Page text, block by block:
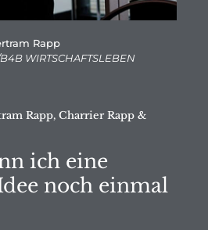
Rapp
WIRTSCHAFTSLEBEN
Rapp, Charrier Rapp &
ich eine
noch einmal